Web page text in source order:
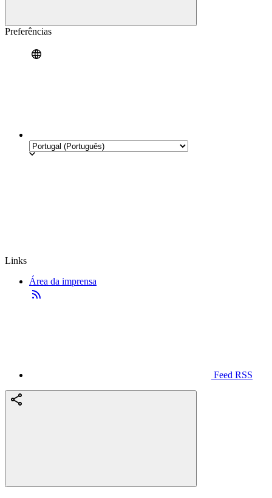
Preferências
Links
Área da imprensa
Feed RSS